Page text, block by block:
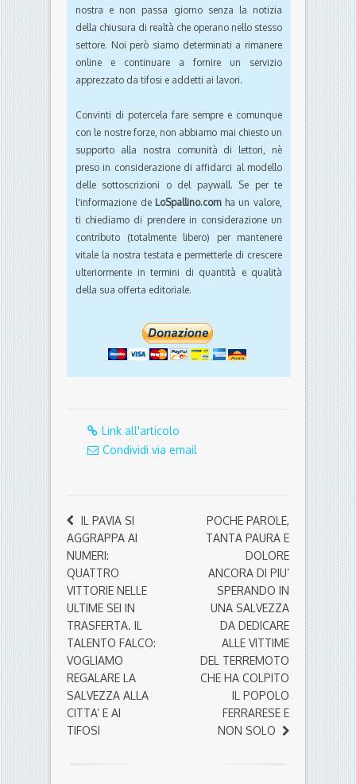
nostra e non passa giorno senza la notizia
della chiusura di realtà che operano nello stesso
settore. Noi però siamo determinati a rimanere
online e continuare a fornire un servizio
apprezzato da tifosi e addetti ai lavori.
Convinti di potercela fare sempre e comunque
con le nostre forze, non abbiamo mai chiesto un
supporto alla nostra comunità di lettori, nè
preso in considerazione di affidarci al modello
delle sottoscrizioni o del paywall. Se per te
l'informazione de LoSpallino.comha un valore,
ti chiediamo di prendere in considerazione un
contributo (totalmente libero) per mantenere
vitale la nostra testata e permetterle di crescere
ulteriormente in termini di quantità e qualità
della sua offerta editoriale.
Link all'articolo
Condividi via email
IL PAVIA SI
AGGRAPPA AI
NUMERI:
QUATTRO
VITTORIE NELLE
ULTIME SEI IN
TRASFERTA. IL
TALENTO FALCO:
VOGLIAMO
REGALARE LA
SALVEZZA ALLA
CITTA’ E AI
TIFOSI
POCHE PAROLE,
TANTA PAURA E
DOLORE
ANCORA DI PIU’
SPERANDO IN
UNA SALVEZZA
DA DEDICARE
ALLE VITTIME
DEL TERREMOTO
CHE HA COLPITO
IL POPOLO
FERRARESE E
NON SOLO